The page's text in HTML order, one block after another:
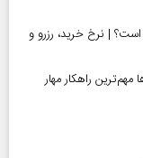
زهرا (س) در سال ۱۴۰۵ چقدر است؟ | نرخ خرید، رزرو و
راهکار مهار